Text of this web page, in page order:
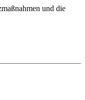
und die